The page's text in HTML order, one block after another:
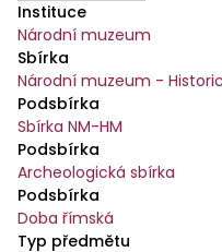
Instituce
Národní muzeum
Sbírka
Národní muzeum -
Podsbírka
Sbírka NM-HM
Podsbírka
Archeologická sbírka
Podsbírka
Doba římská
Typ předmětu